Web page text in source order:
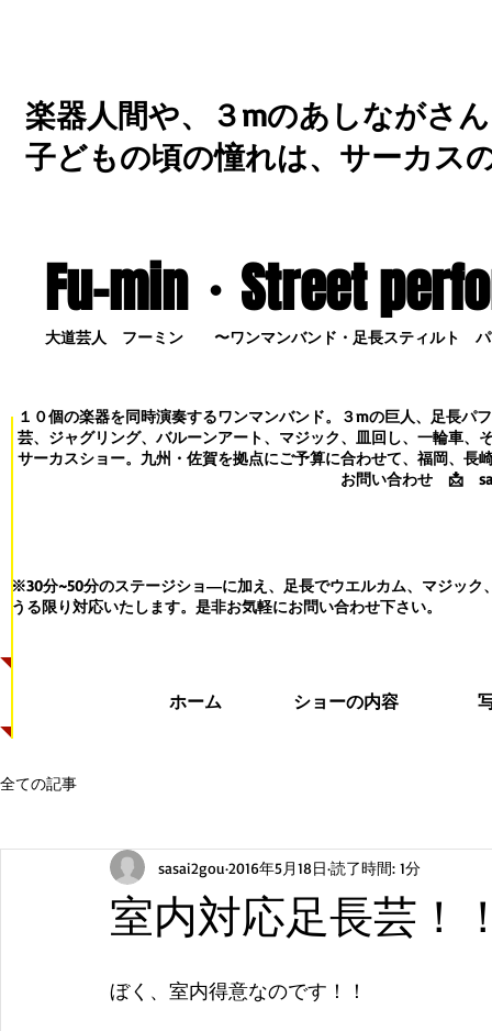
楽器人間や、３mのあしながさ
子どもの頃の憧れは、サーカス
Fu-min・Street
大道芸人 フーミン 〜ワンマンバンド・足長スティルト パ
１０個の楽器を同時演奏するワンマンバンド。３mの巨人、足長パ
芸、ジャグリング、バルーンアート、マジック、皿回し、一輪車、
サーカスショー。九州・佐賀を拠点にご予算に合わせて、福岡、長
お問い合わせ 📩
※30分~50分のステージショ―に加え、足長でウエルカム、マジック
うる限り対応いたします。 是非お気軽にお問い合わせ下さい。
ホーム ショーの内容
全ての記事
室内対応足長芸！
sasai2gou 2016年5月18日 読了時間: 1分
ぼく、室内得意なのです！！